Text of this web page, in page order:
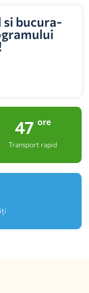
bucura-
48 ore
Transport rapid